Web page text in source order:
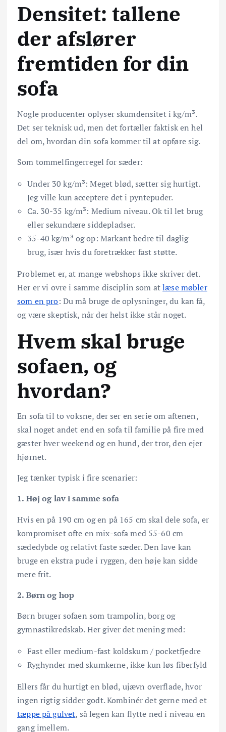
Densitet: tallene
der afslører
fremtiden for din
sofa
Nogle producenter oplyser skumdensitet i kg/m³.
Det ser teknisk ud, men det fortæller faktisk en hel
del om, hvordan din sofa kommer til at opføre sig.
Som tommelfingerregel for sæder:
Under 30 kg/m³: Meget blød, sætter sig hurtigt.
Jeg ville kun acceptere det i pyntepuder.
Ca. 30-35 kg/m³: Medium niveau. Ok til let brug
eller sekundære siddepladser.
35-40 kg/m³ og op: Markant bedre til daglig
brug, især hvis du foretrækker fast støtte.
Problemet er, at mange webshops ikke skriver det.
Her er vi ovre i samme disciplin som atlæse møbler
som en pro: Du må bruge de oplysninger, du kan få,
og være skeptisk, når der helst ikke står noget.
Hvem skal bruge
sofaen, og
hvordan?
En sofa til to voksne, der ser en serie om aftenen,
skal noget andet end en sofa til familie på fire med
gæster hver weekend og en hund, der tror, den ejer
hjørnet.
Jeg tænker typisk i fire scenarier:
1. Høj og lav i samme sofa
Hvis en på 190 cm og en på 165 cm skal dele sofa, er
kompromiset ofte en mix-sofa med 55-60 cm
sædedybde og relativt faste sæder. Den lave kan
bruge en ekstra pude i ryggen, den høje kan sidde
mere frit.
2. Børn og hop
Børn bruger sofaen som trampolin, borg og
gymnastikredskab. Her giver det mening med:
Fast eller medium-fast koldskum / pocketfjedre
Ryghynder med skumkerne, ikke kun løs fiberfyld
Ellers får du hurtigt en blød, ujævn overflade, hvor
ingen rigtig sidder godt. Kombinér det gerne med et
tæppe på gulvet, så legen kan flytte ned i niveau en
gang imellem.